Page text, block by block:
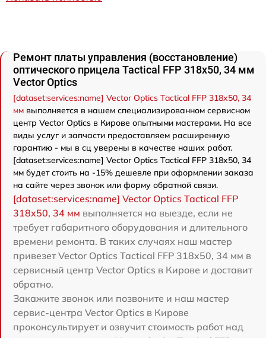
Ремонт платы управления (восстановление)
оптического прицела Tactical FFP 318x50, 34 мм
Vector Optics
[dataset:services:name] Vector Optics Tactical FFP 318x50, 34
мм выполняется в нашем специализированном сервисном
центр Vector Optics в Кирове опытными мастерами. На все
виды услуг и запчасти предоставляем расширенную
гарантию - мы в сц уверены в качестве наших работ.
[dataset:services:name] Vector Optics Tactical FFP 318x50, 34
мм будет стоить на -15% дешевле при оформлении заказа
на сайте через звонок или форму обратной связи.
[dataset:services:name] Vector Optics Tactical FFP
318x50, 34 мм выполняется на выезде, если не
требует габаритного оборудования и длительного
времени ремонта. В таких случаях наш мастер
привезет Vector Optics Tactical FFP 318x50, 34 мм в
сервисный центр Vector Optics в Кирове и доставит
обратно.
Закажите звонок или позвоните и наш мастер
сервис-центра Vector Optics в Кирове
проконсультирует и озвучит стоимость работ над